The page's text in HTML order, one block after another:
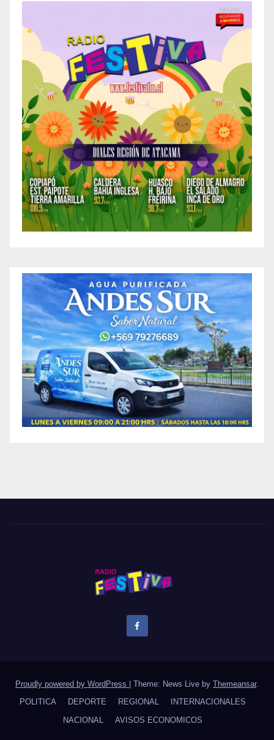
Proudly powered by WordPress Theme: News Live by Themeansar.
POLITICA
DEPORTE REGIONAL
INTERNACIONALES
NACIONAL
AVISOS ECONOMICOS